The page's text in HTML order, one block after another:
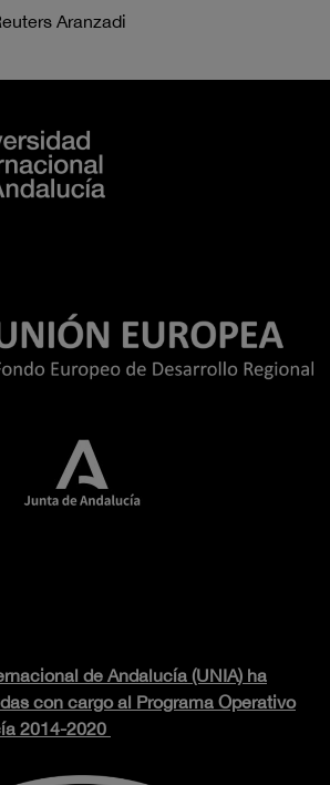
Aranzadi
de Andalucía (UNIA) ha
con cargo al Programa Operativo
2014-2020